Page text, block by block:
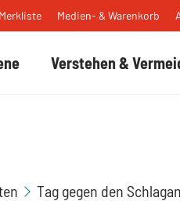
Verstehen &
Merkliste Medien- & Warenkorb
Tag gegen den